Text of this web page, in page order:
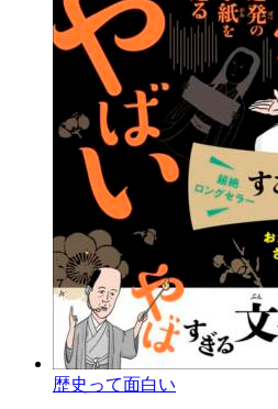
歴史って面白い